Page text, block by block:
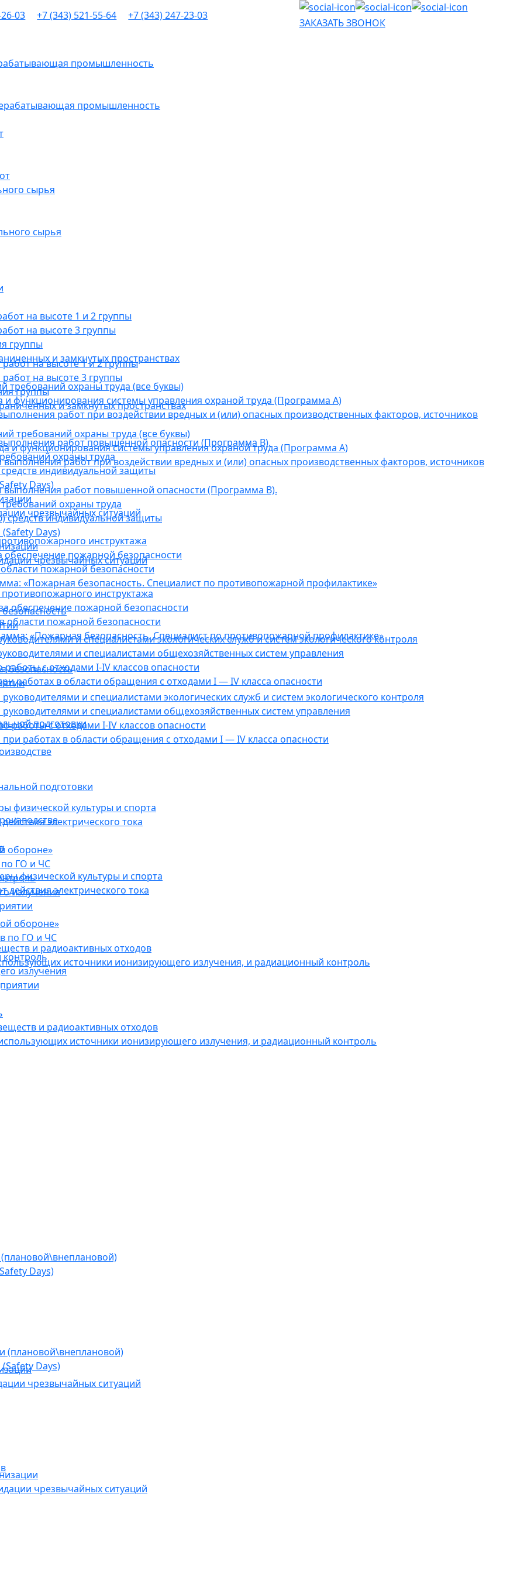
промышленность
сырья
на высоте 1 и 2 группы
на высоте 3 группы
группы
и замкнутых пространствах
требований охраны труда (все буквы)
функционирования системы управления охраной труда (Программа А)
работ при воздействии вредных и (или) опасных производственных факторов, источников
работ повышенной опасности (Программа В).
охраны труда
индивидуальной защиты
Days)
чрезвычайных ситуаций
инструктажа
пожарной безопасности
пожарной безопасности
«Пожарная безопасность. Специалист по противопожарной профилактике»
и специалистами экологических служб и систем экологического контроля
и специалистами общехозяйственных систем управления
с отходами I-IV классов опасности
работах в области обращения с отходами I — IV класса опасности
подготовки
физической культуры и спорта
электрического тока
обороне»
ГО и ЧС
излучения
и радиоактивных отходов
источники ионизирующего излучения, и радиационный контроль
Days)
чрезвычайных ситуаций
03 +7 (343) 521-55-64 +7 (343) 247-23-03
ЗАКАЗАТЬ ЗВОНОК
промышленность
сырья
на высоте 1 и 2 группы
на высоте 3 группы
группы
и замкнутых пространствах
требований охраны труда (все буквы)
и функционирования системы управления охраной труда (Программа А)
работ при воздействии вредных и (или) опасных производственных факторов, источников
работ повышенной опасности (Программа В).
охраны труда
индивидуальной защиты
Days)
чрезвычайных ситуаций
инструктажа
обеспечение пожарной безопасности
пожарной безопасности
«Пожарная безопасность. Специалист по противопожарной профилактике»
безопасность
и специалистами экологических служб и систем экологического контроля
и специалистами общехозяйственных систем управления
работы с отходами I-IV классов опасности
работах в области обращения с отходами I — IV класса опасности
подготовки
физической культуры и спорта
электрического тока
обороне»
по ГО и ЧС
контроль
излучения
и радиоактивных отходов
источники ионизирующего излучения, и радиационный контроль
(плановой\внеплановой)
Days)
чрезвычайных ситуаций